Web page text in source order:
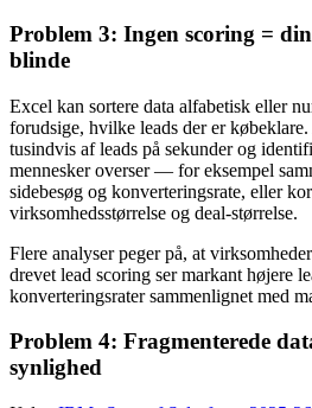
Problem 3: Ingen scoring =
blinde
Excel kan sortere data alfabetisk eller
forudsige, hvilke leads der er
tusindvis af leads på sekunder og
mennesker overser — for eksempel
sidebesøg og konverteringsrate, eller
virksomhedsstørrelse og deal-størrelse.
Flere analyser peger på, at
drevet lead scoring ser markant højere
konverteringsrater sammenlignet med
Problem 4: Fragmenterede
synlighed